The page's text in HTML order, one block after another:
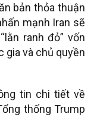
bản thỏa thuận
mạnh Iran sẽ
ranh đỏ” vốn
gia và chủ quyền
tin chi tiết về
thống Trump